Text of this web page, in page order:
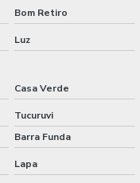
Bom Retiro
Luz
Casa Verde
Tucuruvi
Barra Funda
Lapa